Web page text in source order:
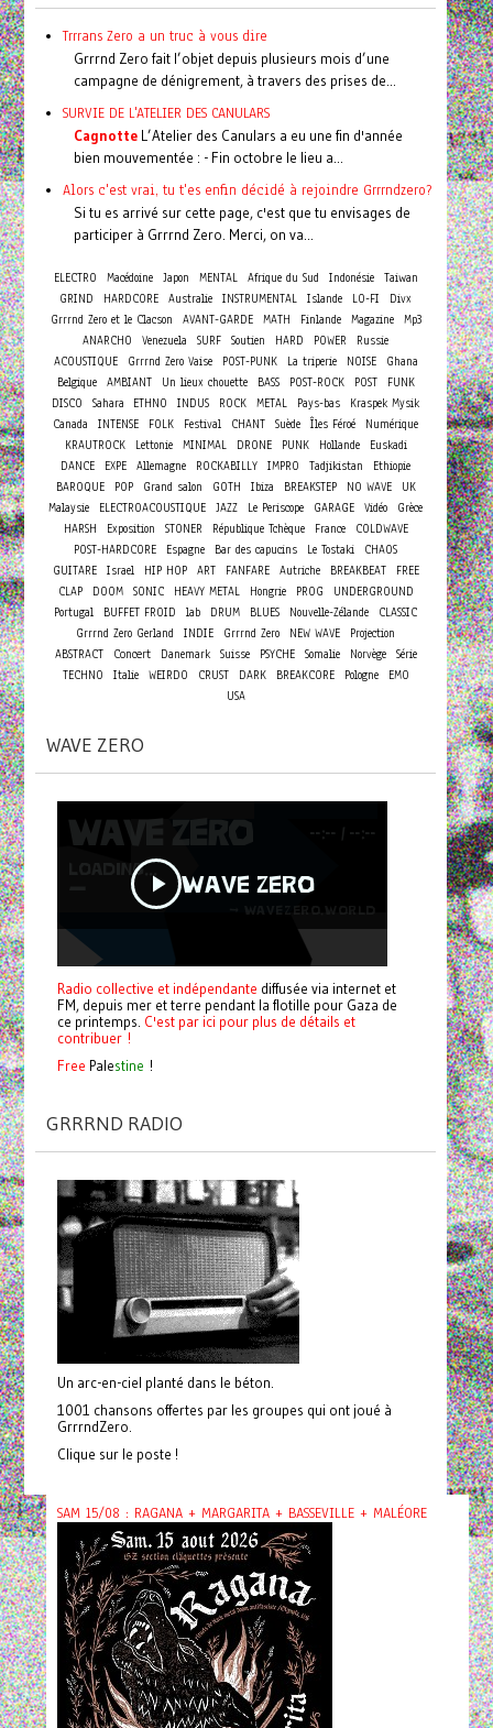
Trrrans Zero a un truc à vous dire
Grrrnd Zero fait l’objet depuis plusieurs mois d’une
campagne de dénigrement, à travers des prises de...
SURVIE DE L'ATELIER DES CANULARS
CagnotteL’Atelier des Canulars a eu une fin d'année
bien mouvementée : - Fin octobre le lieu a...
Alors c'est vrai, tu t'es enfin décidé à rejoindre Grrrndzero?
Si tu es arrivé sur cette page, c'est que tu envisages de
participer à Grrrnd Zero. Merci, on va...
ELECTRO Macédoine Japon MENTAL Afrique du Sud Indonésie
Taiwan
GRIND
HARDCORE Australie INSTRUMENTAL Islande LO-FI
Divx
Grrrnd Zero et le Clacson
AVANT-GARDE MATH Finlande Magazine
Mp3
ANARCHO
Venezuela SURF Soutien HARD POWER
Russie
ACOUSTIQUE
Grrrnd Zero Vaise POST-PUNK La triperie NOISE
Ghana
Belgique
AMBIANT Un lieux chouette BASS POST-ROCK POST
FUNK
DISCO
Sahara ETHNO INDUS ROCK METAL Pays-bas
Kraspek Mysik
Canada
INTENSE FOLK Festival CHANT Suède Îles Féroé
Numérique
KRAUTROCK
Lettonie MINIMAL DRONE PUNK Hollande
Euskadi
DANCE
EXPE Allemagne ROCKABILLY IMPRO Tadjikistan
Ethiopie
BAROQUE
POP Grand salon GOTH Ibiza BREAKSTEP NO WAVE
UK
Malaysie
ELECTROACOUSTIQUE JAZZ Le Periscope GARAGE Vidéo
Grèce
HARSH
Exposition STONER République Tchèque France
COLDWAVE
POST-HARDCORE
Espagne Bar des capucins Le Tostaki
CHAOS
GUITARE
Israel HIP HOP ART FANFARE Autriche BREAKBEAT
FREE
CLAP
DOOM SONIC HEAVY METAL Hongrie PROG
UNDERGROUND
Portugal
BUFFET FROID lab DRUM BLUES Nouvelle-Zélande
CLASSIC
Grrrnd Zero Gerland
INDIE Grrrnd Zero NEW WAVE
Projection
ABSTRACT
Concert Danemark Suisse PSYCHE Somalie Norvège
Série
TECHNO
Italie WEIRDO CRUST DARK BREAKCORE Pologne
EMO
USA
WAVE ZERO
Radio collective et indépendante diffusée via internet et
FM, depuis mer et terre pendant la flotille pour Gaza de
ce printemps. C'est par ici pour plus de détails et
contribuer !
Free Palestine !
GRRRND RADIO
Un arc-en-ciel planté dans le béton.
1001 chansons offertes par les groupes qui ont joué à
GrrrndZero.
Clique sur le poste !
SAM 15/08 : RAGANA + MARGARITA + BASSEVILLE + MALÉORE